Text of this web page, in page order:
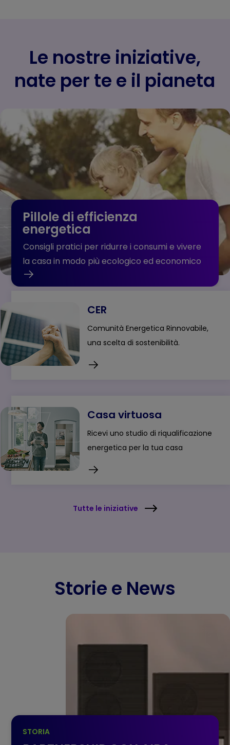
Le nostre iniziative,
nate per te e il pianeta
Pillole di efficienza
energetica
Consigli pratici per ridurre i consumi e vivere
la casa in modo più ecologico ed economico
CER
Comunità Energetica Rinnovabile,
una scelta di sostenibilità.
Casa virtuosa
Ricevi uno studio di riqualificazione
energetica per la tua casa
Tutte le iniziative
Storie e News
STORIA